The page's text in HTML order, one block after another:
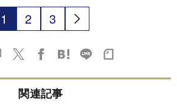
1 2 3
関連記事